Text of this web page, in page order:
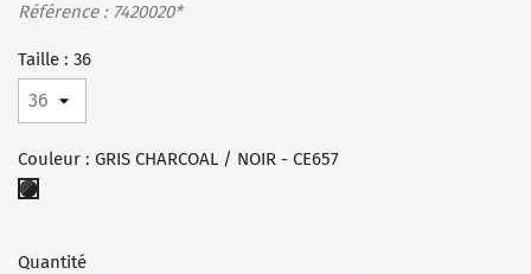
Référence : 7420020*
Taille : 36
Couleur : GRIS CHARCOAL / NOIR - CE657
GRIS
NOIR
Quantité